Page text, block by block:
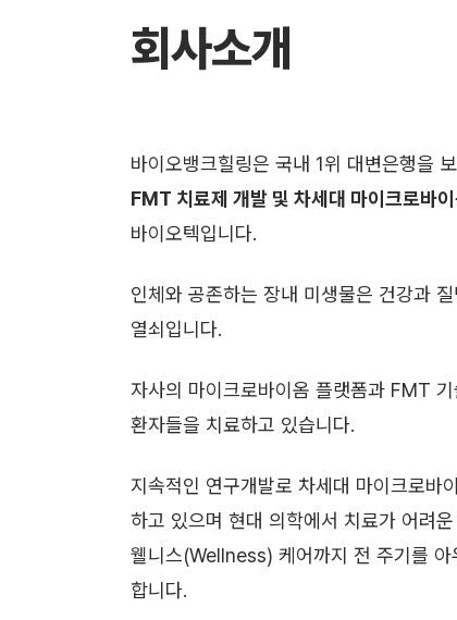
회사소개
바이오뱅크힐링은 국내 1위 대변은행을
FMT 치료제 개발 및 차세대 마이크로바이
바이오텍입니다.
인체와 공존하는 장내 미생물은 건강과
열쇠입니다.
자사의 마이크로바이옴 플랫폼과 FMT
환자들을 치료하고 있습니다.
지속적인 연구개발로 차세대 마이크로바
하고 있으며 현대 의학에서 치료가 어려
웰니스(Wellness) 케어까지 전 주기를 아
합니다.